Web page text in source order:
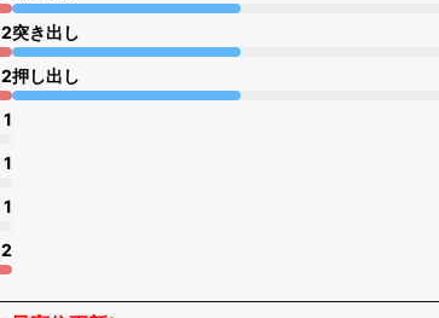
2
2
1
1
1
2
突き出し
押し出し